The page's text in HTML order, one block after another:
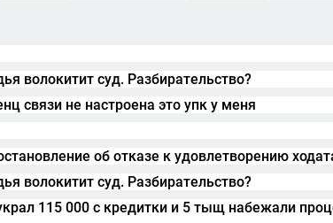
волокитит суд. Разбирательство?
связи не настроена это упк у меня
об отказе к удовлетворению
волокитит суд. Разбирательство?
115 000 с кредитки и 5 тыщ набежали